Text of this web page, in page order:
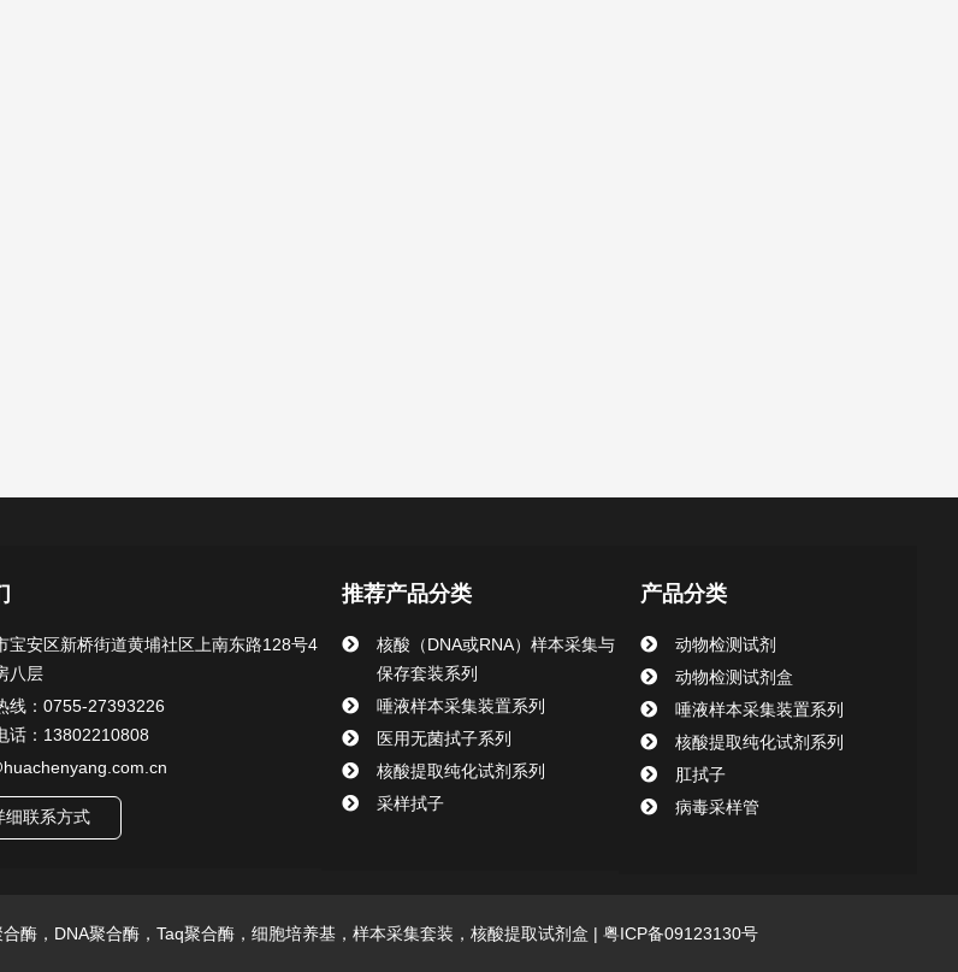
宝安区新桥街道黄埔社区上南东路128号4
八层
线：0755-27393226
话：13802210808
细联系方式
推荐产品分类
核酸（DNA或RNA）样本采集与
保存套装系列
唾液样本采集装置系列
医用无菌拭子系列
核酸提取纯化试剂系列
采样拭子
产品分类
动物检测试剂
动物检测试剂盒
唾液样本采集装置系列
核酸提取纯化试剂系列
肛拭子
病毒采样管
酶，DNA聚合酶，Taq聚合酶，细胞培养基，样本采集套装，核酸提取试剂盒 | 粤ICP备09123130号